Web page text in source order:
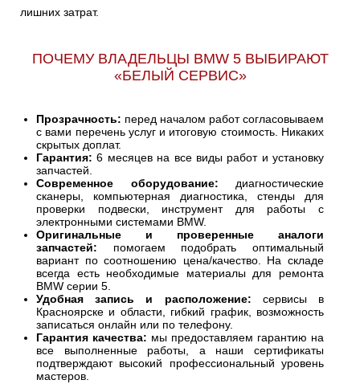
лишних затрат.
ПОЧЕМУ ВЛАДЕЛЬЦЫ BMW 5 ВЫБИРАЮТ
«БЕЛЫЙ СЕРВИС»
Прозрачность: перед началом работ согласовываем
с вами перечень услуг и итоговую стоимость. Никаких
скрытых доплат.
Гарантия: 6 месяцев на все виды работ и установку
запчастей.
Современное оборудование: диагностические
сканеры, компьютерная диагностика, стенды для
проверки подвески, инструмент для работы с
электронными системами BMW.
Оригинальные и проверенные аналоги
запчастей: помогаем подобрать оптимальный
вариант по соотношению цена/качество. На складе
всегда есть необходимые материалы для ремонта
BMW серии 5.
Удобная запись и расположение: сервисы в
Красноярске и области, гибкий график, возможность
записаться онлайн или по телефону.
Гарантия качества: мы предоставляем гарантию на
все выполненные работы, а наши сертификаты
подтверждают высокий профессиональный уровень
мастеров.